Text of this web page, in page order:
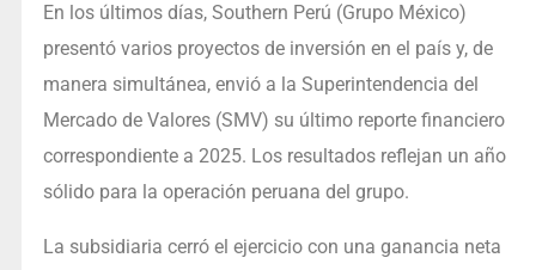
En los últimos días, Southern Perú (Grupo México)
presentó varios proyectos de inversión en el país y, de
manera simultánea, envió a la Superintendencia del
Mercado de Valores (SMV) su último reporte financiero
correspondiente a 2025. Los resultados reflejan un año
sólido para la operación peruana del grupo.
La subsidiaria cerró el ejercicio con una ganancia neta